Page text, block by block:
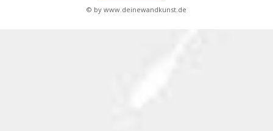
© by www.deinewandkunst.de